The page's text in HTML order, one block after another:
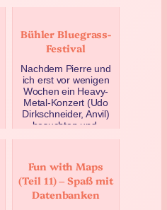
Bühler Bluegrass-
Festival
Nachdem Pierre und
ich erst vor wenigen
Wochen ein Heavy-
Metal-Konzert (Udo
Dirkschneider, Anvil)
besuchten und,
Fun with Maps
(Teil 11) – Spaß mit
Datenbanken
November 29, 2015